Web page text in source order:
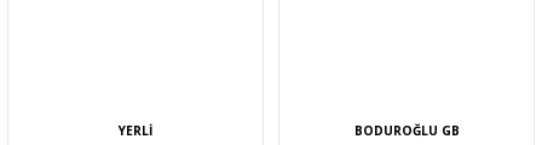
YERLİ
BODUROĞLU GB